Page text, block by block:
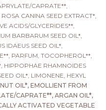
CAPRATE**,
CANINA SEED EXTRACT*,
ACIDS/GLYCERIDES**,
BARBARUM SEED OIL*,
IDAEUS SEED OIL*,
PARFUM, TOCOPHEROL**,
HIPPOPHAE RHAMNOIDES
OIL*, LIMONENE, HEXYL
OIL*, EMOLLIENT FROM
CAPRATE**, ARGAN OIL*,
ACTIVATED VEGETABLE